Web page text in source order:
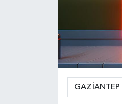
Gündem
İlim & İrfan